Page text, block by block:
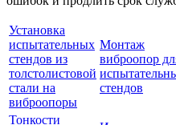
Установка
испытательных
стендов из
толстолистовой
стали на
виброопоры
Монтаж
виброопор
стендов
Тонкости